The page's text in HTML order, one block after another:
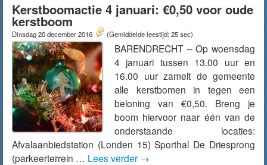
Kerstboomactie 4 januari: €0,50 voor oude
kerstboom
Dinsdag 20 december 2016 (Gemiddelde leestijd: 25 sec)
BARENDRECHT – Op woensdag
4 januari tussen 13.00 uur en
16.00 uur zamelt de gemeente
alle kerstbomen in tegen een
beloning van €0,50. Breng je
boom hiervoor naar één van de
onderstaande locaties:
Afvalaanbiedstation (Londen 15) Sporthal De Driesprong
(parkeerterrein … Lees verder →